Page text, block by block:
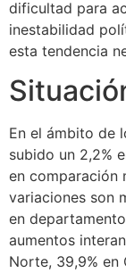
dificultad para
inestabilidad
esta tendencia
En el ámbito de
subido un 2,2%
en comparación
variaciones son
en
aumentos
Norte, 39,9% en